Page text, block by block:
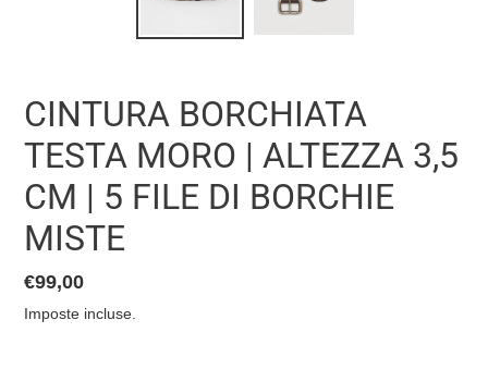
CINTURA BORCHIATA
TESTA MORO | ALTEZZA 3,5
CM | 5 FILE DI BORCHIE
MISTE
Prezzo
di
€99,00
Imposte incluse.